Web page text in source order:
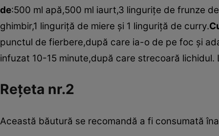
de:500 ml apă,500 ml iaurt,3 linguriţe de frunze
ghimbir,1 linguriţă de miere şi 1 linguriţă de curry.
punctul de fierbere,după care ia-o de pe foc şi
infuzat 10-15 minute,după care strecoară
Reţeta nr.2
Această băutură se recomandă a fi consumată